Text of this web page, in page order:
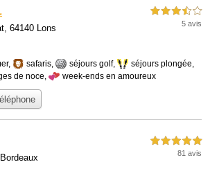
64140 Lons
3,5 étoiles sur 5
5 avis
, safaris séjours golf, séjours plongée
de noce week-ends en amoureux
5,0 étoiles sur 5
81 avis